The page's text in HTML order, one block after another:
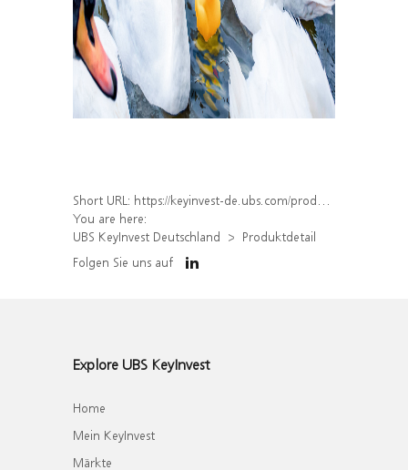
Short URL: https://keyinvest-de.ubs.com/produkt/detail/index/isin/DE000WA3R5N8
You are here:
UBS KeyInvest Deutschland
Produktdetail
Folgen Sie uns auf
Explore UBS KeyInvest
Home
Mein KeyInvest
Märkte